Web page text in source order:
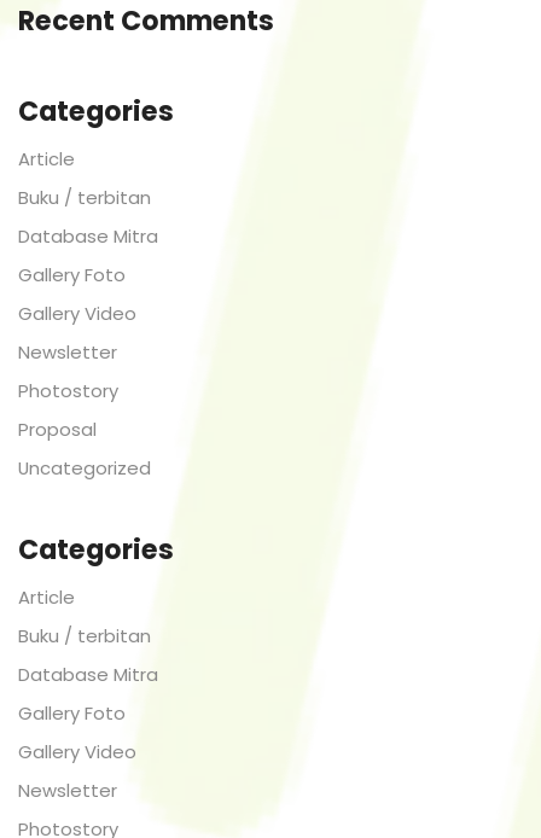
Recent Comments
Categories
Article
Buku / terbitan
Database Mitra
Gallery Foto
Gallery Video
Newsletter
Photostory
Proposal
Uncategorized
Categories
Article
Buku / terbitan
Database Mitra
Gallery Foto
Gallery Video
Newsletter
Photostory